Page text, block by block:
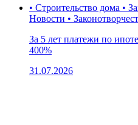
• Строительство дома •
Новости •
За 5 лет платежи по
400%
31.07.2026